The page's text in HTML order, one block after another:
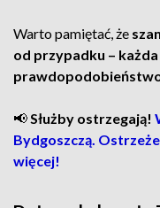
Warto pamiętać, że
od przypadku –
📢Służby ostrzegają!
Bydgoszczą.
więcej!